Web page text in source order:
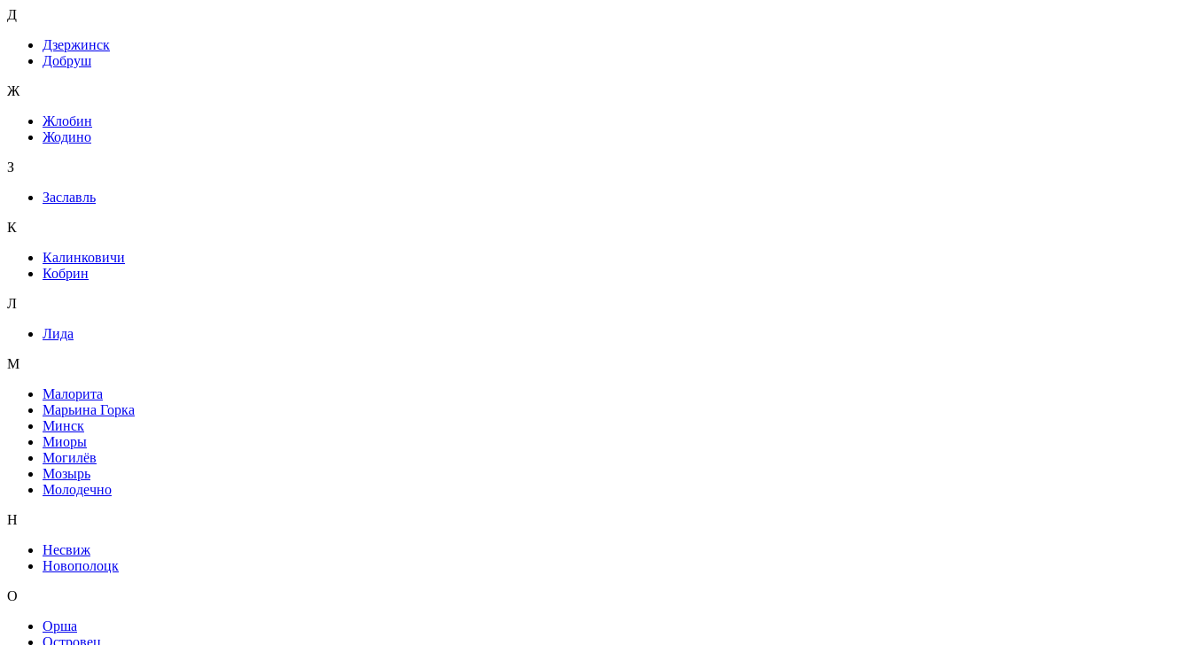
Д
Дзержинск
Добруш
Ж
Жлобин
Жодино
З
Заславль
К
Калинковичи
Кобрин
Л
Лида
М
Малорита
Марьина Горка
Минск
Миоры
Могилёв
Мозырь
Молодечно
Н
Несвиж
Новополоцк
О
Орша
Островец